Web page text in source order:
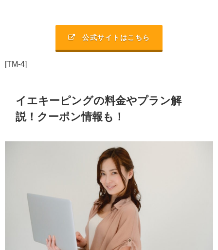
公式サイトはこちら
[TM-4]
イエキーピングの料金やプラン解
説！クーポン情報も！